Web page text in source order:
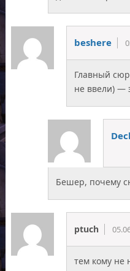
beshere
Главный
не ввели) —
Бешер, почему
ptuch
тем кому не